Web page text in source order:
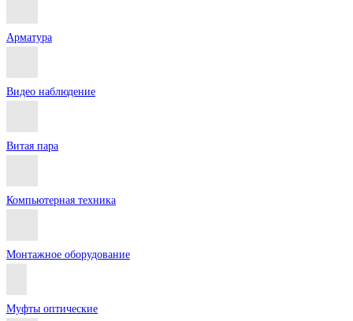
Арматура
Видео наблюдение
Витая пара
Компьютерная техника
Монтажное оборудование
Муфты оптические